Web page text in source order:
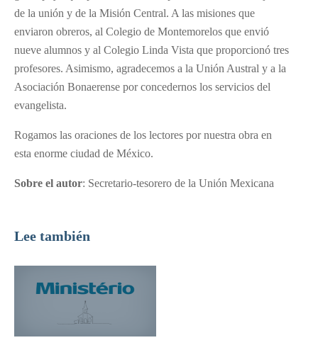
de la unión y de la Misión Central. A las misiones que
enviaron obreros, al Colegio de Montemorelos que envió
nueve alumnos y al Colegio Linda Vista que proporcionó tres
profesores. Asimismo, agradecemos a la Unión Austral y a la
Asociación Bonaerense por concedernos los servicios del
evangelista.
Rogamos las oraciones de los lectores por nuestra obra en
esta enorme ciudad de México.
Sobre el autor: Secretario-tesorero de la Unión Mexicana
Lee también